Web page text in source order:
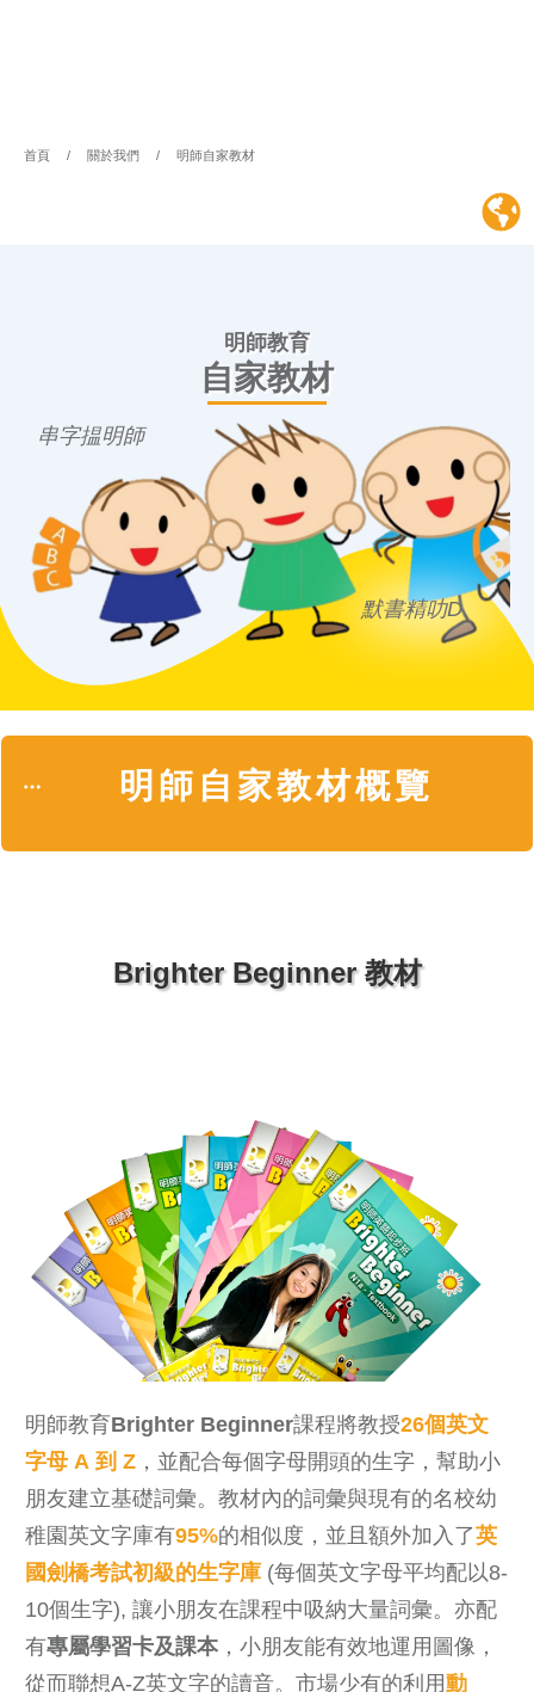
首頁 / 關於我們 / 明師自家教材
明師教育
自家教材
串字揾明師
默書精叻D
明師自家教材概覽
Brighter Beginner教材
明師教育Brighter Beginner課程將教授26個英文
字母 A 到 Z ，並配合每個字母開頭的生字，幫助小
朋友建立基礎詞彙。教材內的詞彙與現有的名校幼
稚園英文字庫有95%的相似度，並且額外加入了英
國劍橋考試初級的生字庫 (每個英文字母平均配以8-
10個生字), 讓小朋友在課程中吸納大量詞彙。亦配
有專屬學習卡及課本，小朋友能有效地運用圖像，
從而聯想A-Z英文字的讀音。市場少有的利用動